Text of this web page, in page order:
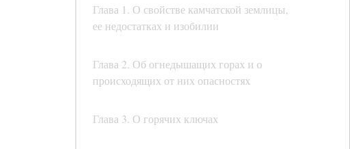
Глава 1. О свойстве камчатской землицы,
ее недостатках и изобилии
Глава 2. Об огнедышащих горах и о
происходящих от них опасностях
Глава 3. О горячих ключах